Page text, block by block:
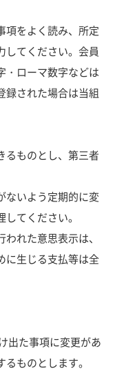
項をよく読み、所定
してください。会員
・ローマ数字などは
録された場合は当組
るものとし、第三者
ないよう定期的に変
てください。
れた意思表示は、
に生じる支払等は全
出た事項に変更があ
ものとします。